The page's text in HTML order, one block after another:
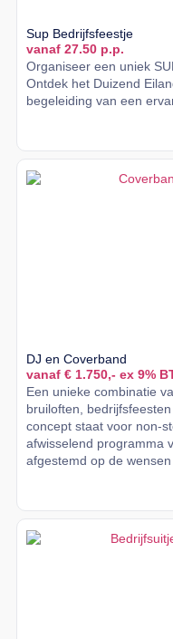
Sup Bedrijfsfeestje
vanaf 27.50 p.p.
Organiseer een uniek
Ontdek het Duizend
begeleiding van een
DJ en Coverband
vanaf € 1.750,- ex 9%
Een unieke combinatie
bruiloften,
concept staat voor non-
afwisselend programma
afgestemd op de